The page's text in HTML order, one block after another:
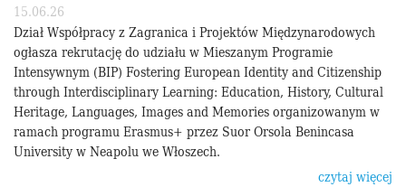
15.06.26
Dział Współpracy z Zagranica i Projektów Międzynarodowych
ogłasza rekrutację do udziału w Mieszanym Programie
Intensywnym (BIP) Fostering European Identity and Citizenship
through Interdisciplinary Learning: Education, History, Cultural
Heritage, Languages, Images and Memories organizowanym w
ramach programu Erasmus+ przez Suor Orsola Benincasa
University w Neapolu we Włoszech.
czytaj więcej